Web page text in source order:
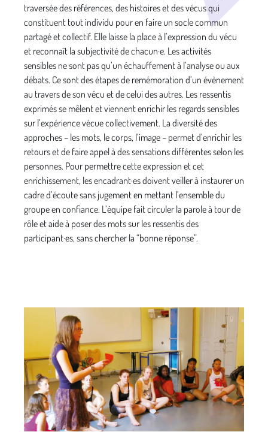
traversée des références, des histoires et des vécus qui
constituent tout individu pour en faire un socle commun
partagé et collectif. Elle laisse la place à l’expression du vécu
et reconnaît la subjectivité de chacun·e. Les activités
sensibles ne sont pas qu’un échauffement à l’analyse ou aux
débats. Ce sont des étapes de remémoration d’un évènement
au travers de son vécu et de celui des autres. Les ressentis
exprimés se mêlent et viennent enrichir les regards sensibles
sur l’expérience vécue collectivement. La diversité des
approches – les mots, le corps, l’image – permet d’enrichir les
retours et de faire appel à des sensations différentes selon les
personnes. Pour permettre cette expression et cet
enrichissement, les encadrant·es doivent veiller à instaurer un
cadre d’écoute sans jugement en mettant l’ensemble du
groupe en confiance. L’équipe fait circuler la parole à tour de
rôle et aide à poser des mots sur les ressentis des
participant·es, sans chercher la “bonne réponse”.